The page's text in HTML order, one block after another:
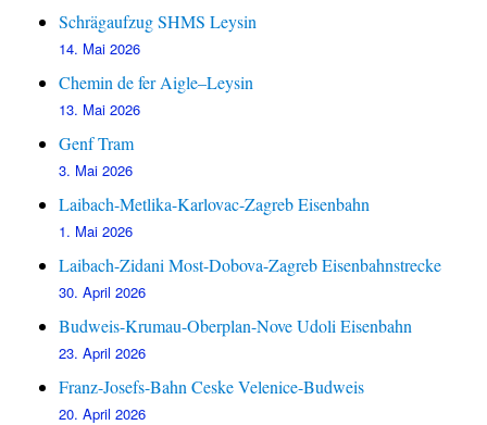
Schrägaufzug SHMS Leysin
14. Mai 2026
Chemin de fer Aigle–Leysin
13. Mai 2026
Genf Tram
3. Mai 2026
Laibach-Metlika-Karlovac-Zagreb Eisenbahn
1. Mai 2026
Laibach-Zidani Most-Dobova-Zagreb Eisenbahnstrecke
30. April 2026
Budweis-Krumau-Oberplan-Nove Udoli Eisenbahn
23. April 2026
Franz-Josefs-Bahn Ceske Velenice-Budweis
20. April 2026